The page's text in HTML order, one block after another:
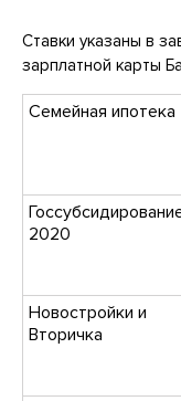
Ставки указаны в
зарплатной карты
Семейная ипотека
2020
Новостройки и
Вторичка